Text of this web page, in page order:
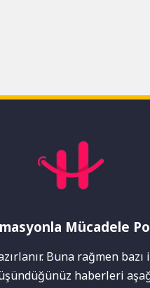
Mücadele
Buna rağmen
haberleri